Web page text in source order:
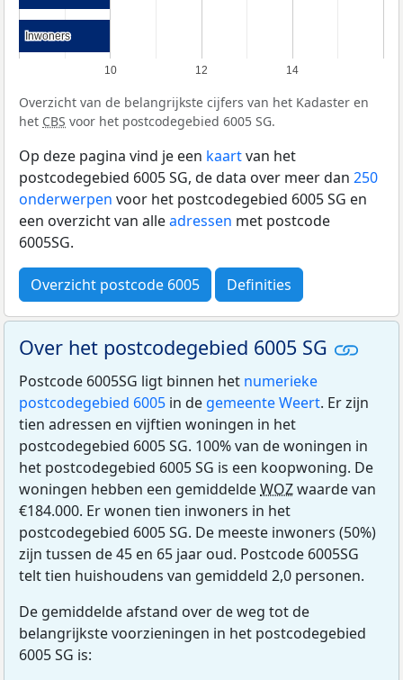
10 12 14
Inwoners
Inwoners
Overzicht van de belangrijkste cijfers van het Kadaster en
het CBS voor het postcodegebied 6005 SG.
Op deze pagina vind je een kaartvan het
postcodegebied 6005 SG, de data over meer dan 250
onderwerpen voor het postcodegebied 6005 SG en
een overzicht van alleadressen met postcode
6005SG.
Overzicht postcode 6005 Definities
Over het postcodegebied 6005 SG
Postcode 6005SG ligt binnen het numerieke
postcodegebied 6005 in de gemeente Weert. Er zijn
tien adressen en vijftien woningen in het
postcodegebied 6005 SG. 100% van de woningen in
het postcodegebied 6005 SG is een koopwoning. De
woningen hebben een gemiddeldeWOZwaarde van
€184.000. Er wonen tien inwoners in het
postcodegebied 6005 SG. De meeste inwoners (50%)
zijn tussen de 45 en 65 jaar oud. Postcode 6005SG
telt tien huishoudens van gemiddeld 2,0 personen.
De gemiddelde afstand over de weg tot de
belangrijkste voorzieningen in het postcodegebied
6005 SG is: